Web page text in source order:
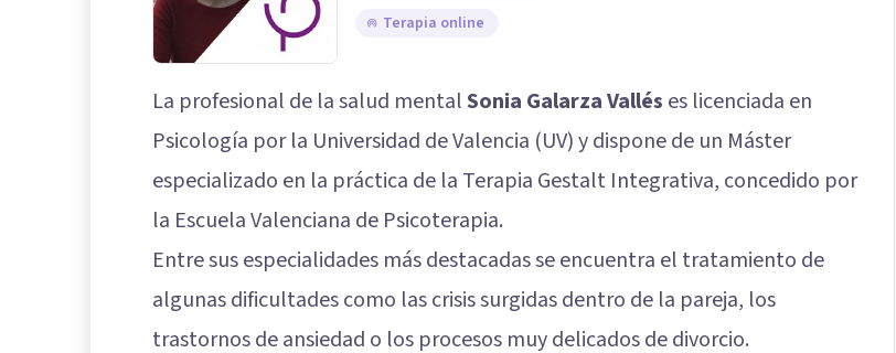
Terapia online
La profesional de la salud mentalSonia Galarza Vallés es licenciada en
Psicología por la Universidad de Valencia (UV) y dispone de un Máster
especializado en la práctica de la Terapia Gestalt Integrativa, concedido por
la Escuela Valenciana de Psicoterapia.
Entre sus especialidades más destacadas se encuentra el tratamiento de
algunas dificultades como las crisis surgidas dentro de la pareja, los
trastornos de ansiedad o los procesos muy delicados de divorcio.